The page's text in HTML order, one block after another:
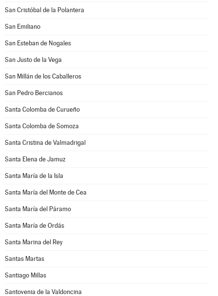
San Cristóbal de la Polantera
San Emiliano
San Esteban de Nogales
San Justo de la Vega
San Millán de los Caballeros
San Pedro Bercianos
Santa Colomba de Curueño
Santa Colomba de Somoza
Santa Cristina de Valmadrigal
Santa Elena de Jamuz
Santa María de la Isla
Santa María del Monte de Cea
Santa María del Páramo
Santa María de Ordás
Santa Marina del Rey
Santas Martas
Santiago Millas
Santovenia de la Valdoncina